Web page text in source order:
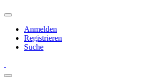
Anmelden
Registrieren
Suche